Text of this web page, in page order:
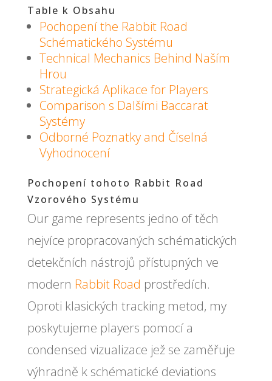
Table k Obsahu
Pochopení the Rabbit Road
Schématického Systému
Technical Mechanics Behind Naším
Hrou
Strategická Aplikace for Players
Comparison s Dalšími Baccarat
Systémy
Odborné Poznatky and Číselná
Vyhodnocení
Pochopení tohoto Rabbit Road
Vzorového Systému
Our game represents jedno of těch
nejvíce propracovaných schématických
detekčních nástrojů přístupných ve
modern Rabbit Road prostředích.
Oproti klasických tracking metod, my
poskytujeme players pomocí a
condensed vizualizace jež se zaměřuje
výhradně k schématické deviations